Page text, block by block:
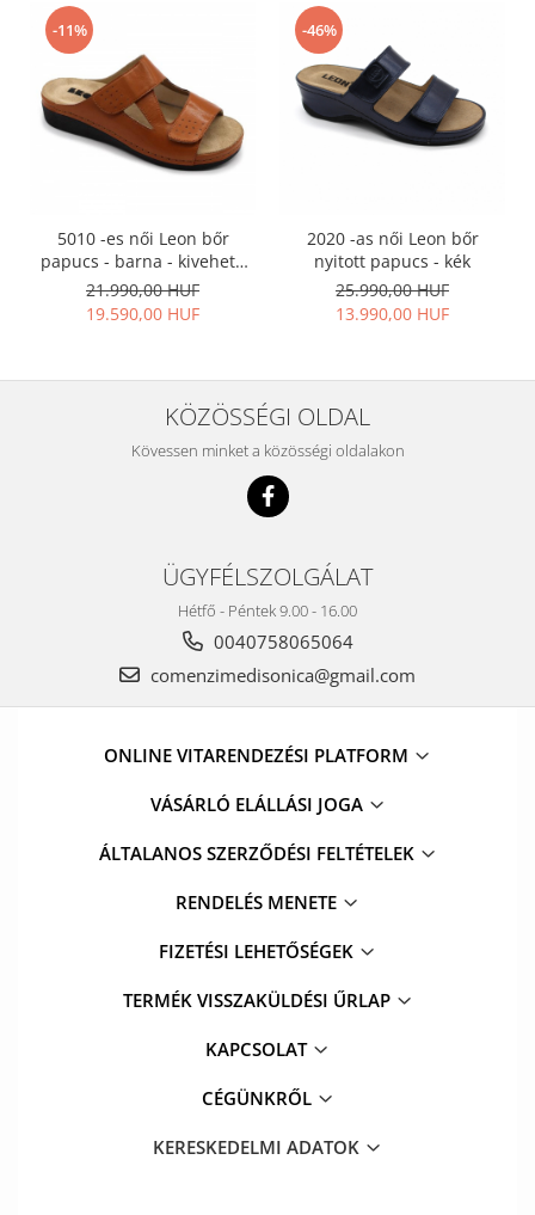
-11%
5010 -es női Leon bőr
papucs - barna - kivehető
talpbetéttel
21.990,00 HUF
19.590,00 HUF
-46%
2020 -as női Leon bőr
nyitott papucs - kék
25.990,00 HUF
13.990,00 HUF
KÖZÖSSÉGI OLDAL
Kövessen minket a közösségi oldalakon
ÜGYFÉLSZOLGÁLAT
Hétfő - Péntek 9.00 - 16.00
0040758065064
comenzimedisonica@gmail.com
ONLINE VITARENDEZÉSI PLATFORM
VÁSÁRLÓ ELÁLLÁSI JOGA
ÁLTALANOS SZERZŐDÉSI FELTÉTELEK
RENDELÉS MENETE
FIZETÉSI LEHETŐSÉGEK
TERMÉK VISSZAKÜLDÉSI ŰRLAP
KAPCSOLAT
CÉGÜNKRŐL
KERESKEDELMI ADATOK